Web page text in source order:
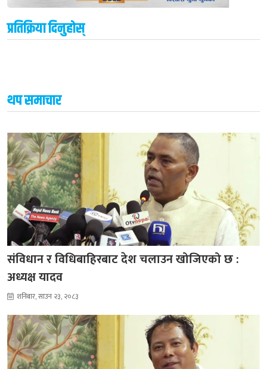
प्रतिक्रिया दिनुहोस्
थप समाचार
संविधान र विधिबाहिरबाट देश चलाउन खोजिएको छ :
अध्यक्ष यादव
शनिबार, साउन २३, २०८३